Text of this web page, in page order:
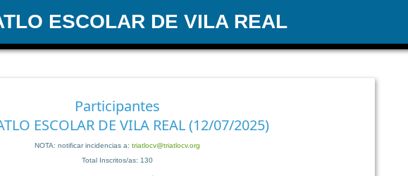
ESCOLAR DE VILA REAL
Participantes
ESCOLAR DE VILA REAL (12/07/2025)
NOTA: notificar incidencias a: triatlocv@triatlocv.org
Total Inscritos/as: 130